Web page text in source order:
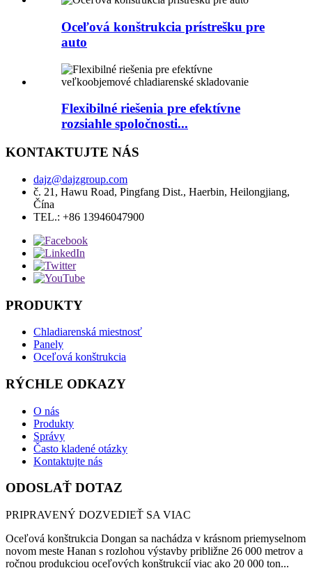
Oceľová konštrukcia prístrešku pre
auto
Flexibilné riešenia pre efektívne
rozsiahle spoločnosti...
KONTAKTUJTE NÁS
dajz@dajzgroup.com
č. 21, Hawu Road, Pingfang Dist., Haerbin, Heilongjiang,
Čína
TEL.: +86 13946047900
PRODUKTY
Chladiarenská miestnosť
Panely
Oceľová konštrukcia
RÝCHLE ODKAZY
O nás
Produkty
Správy
Často kladené otázky
Kontaktujte nás
ODOSLAŤ DOTAZ
PRIPRAVENÝ DOZVEDIEŤ SA VIAC
Oceľová konštrukcia Dongan sa nachádza v krásnom priemyselnom
novom meste Hanan s rozlohou výstavby približne 26 000 metrov a
ročnou produkciou oceľových konštrukcií viac ako 20 000 ton...